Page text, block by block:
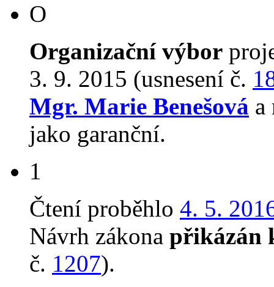
O
Organizační výbor
3. 9. 2015 (usnesení č.
Mgr. Marie Benešová a
jako garanční.
1
Čtení proběhlo 4. 5.
Návrh zákona přikázán
č. 1207).